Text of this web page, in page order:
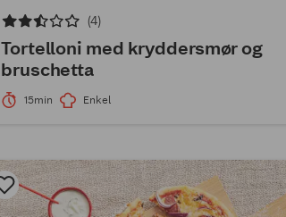
(4)
Tortelloni med kryddersmør og
bruschetta
15min Enkel